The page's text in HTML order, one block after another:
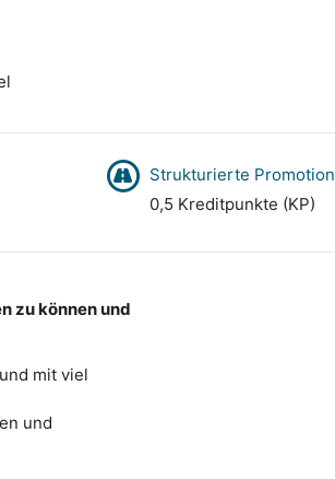
Strukturierte Promotion
0,5 Kreditpunkte (KP)
zu können und
mit viel
und